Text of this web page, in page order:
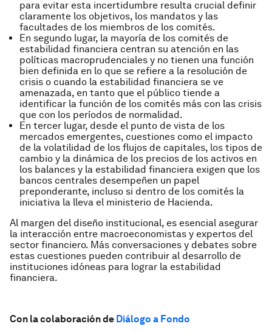
para evitar esta incertidumbre resulta crucial definir
claramente los objetivos, los mandatos y las
facultades de los miembros de los comités.
En segundo lugar, la mayoría de los comités de
estabilidad financiera centran su atención en las
políticas macroprudenciales y no tienen una función
bien definida en lo que se refiere a la resolución de
crisis o cuando la estabilidad financiera se ve
amenazada, en tanto que el público tiende a
identificar la función de los comités más con las crisis
que con los períodos de normalidad.
En tercer lugar, desde el punto de vista de los
mercados emergentes, cuestiones como el impacto
de la volatilidad de los flujos de capitales, los tipos de
cambio y la dinámica de los precios de los activos en
los balances y la estabilidad financiera exigen que los
bancos centrales desempeñen un papel
preponderante, incluso si dentro de los comités la
iniciativa la lleva el ministerio de Hacienda.
Al margen del diseño institucional, es esencial asegurar
la interacción entre macroeconomistas y expertos del
sector financiero. Más conversaciones y debates sobre
estas cuestiones pueden contribuir al desarrollo de
instituciones idóneas para lograr la estabilidad
financiera.
Con la colaboración de Diálogo a Fondo